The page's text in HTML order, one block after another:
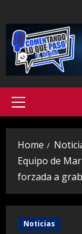
to
content
Primary
Home
Equipo de
forzada a
Noticias